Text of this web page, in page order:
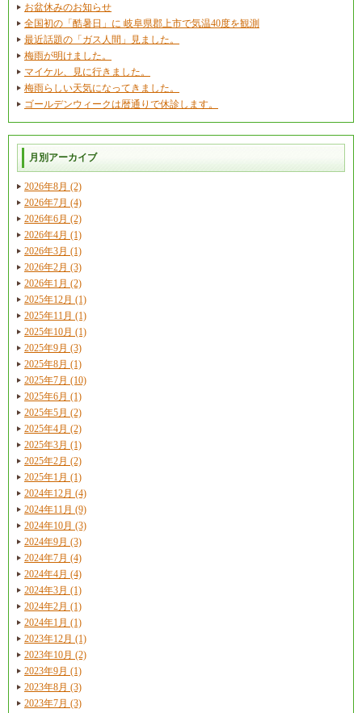
お盆休みのお知らせ
全国初の「酷暑日」に 岐阜県郡上市で気温40度を観測
最近話題の「ガス人間」見ました。
梅雨が明けました。
マイケル、見に行きました。
梅雨らしい天気になってきました。
ゴールデンウィークは暦通りで休診します。
月別アーカイブ
2026年8月 (2)
2026年7月 (4)
2026年6月 (2)
2026年4月 (1)
2026年3月 (1)
2026年2月 (3)
2026年1月 (2)
2025年12月 (1)
2025年11月 (1)
2025年10月 (1)
2025年9月 (3)
2025年8月 (1)
2025年7月 (10)
2025年6月 (1)
2025年5月 (2)
2025年4月 (2)
2025年3月 (1)
2025年2月 (2)
2025年1月 (1)
2024年12月 (4)
2024年11月 (9)
2024年10月 (3)
2024年9月 (3)
2024年7月 (4)
2024年4月 (4)
2024年3月 (1)
2024年2月 (1)
2024年1月 (1)
2023年12月 (1)
2023年10月 (2)
2023年9月 (1)
2023年8月 (3)
2023年7月 (3)